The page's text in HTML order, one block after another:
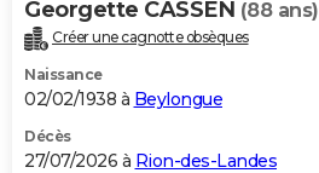
Destinations
City break
Voyage nature
Voyage de noces
Forum
Climat
+PHOTO
GUIDES D'ACHAT
BONS PLANS
Georgette CASSEN (88 ans)
Créer une cagnotte obsèques
Naissance
02/02/1938 à Beylongue
Décès
27/07/2026 à Rion-des-Landes